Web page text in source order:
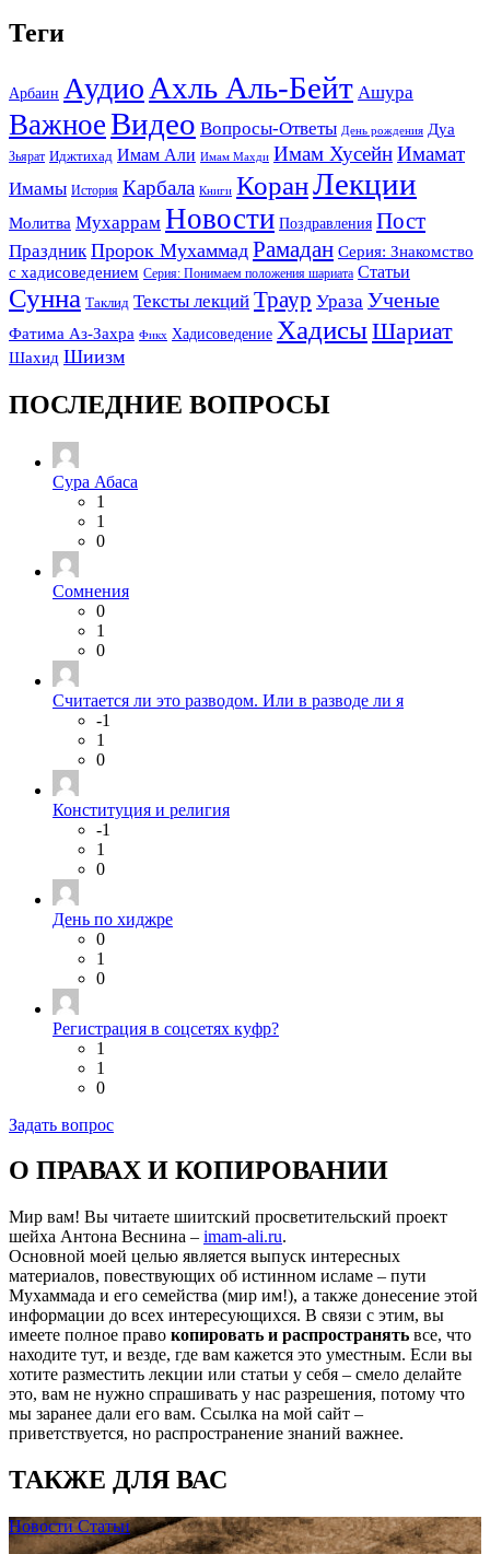
Теги
Арбаин Аудио Ахль Аль-Бейт Ашура
ВажноеВидео Вопросы-Ответы День рождения Дуа
Зьярат Иджтихад Имам Али Имам Махди Имам ХусейнИмамат
Имамы История Карбала Книги КоранЛекции
Молитва Мухаррам Новости Поздравления Пост
Праздник Пророк Мухаммад Рамадан Серия: Знакомство
с хадисоведением Серия: Понимаем положения шариата Статьи
Сунна Таклид Тексты лекций Траур Ураза Ученые
Фатима Аз-Захра Фикх Хадисоведение ХадисыШариат
Шахид Шиизм
ПОСЛЕДНИЕ ВОПРОСЫ
Сура Абаса
1
1
0
Сомнения
0
1
0
Считается ли это разводом. Или в разводе ли я
-1
1
0
Конституция и религия
-1
1
0
День по хиджре
0
1
0
Регистрация в соцсетях куфр?
1
1
0
Задать вопрос
О ПРАВАХ И КОПИРОВАНИИ
Мир вам! Вы читаете шиитский просветительский проект
шейха Антона Веснина – imam-ali.ru.
Основной моей целью является выпуск интересных
материалов, повествующих об истинном исламе – пути
Мухаммада и его семейства (мир им!), а также донесение этой
информации до всех интересующихся. В связи с этим, вы
имеете полное право копировать и распространять все, что
находите тут, и везде, где вам кажется это уместным. Если вы
хотите разместить лекции или статьи у себя – смело делайте
это, вам не нужно спрашивать у нас разрешения, потому что
мы заранее дали его вам. Ссылка на мой сайт –
приветствуется, но распространение знаний важнее.
ТАКЖЕ ДЛЯ ВАС
НовостиСтатьи